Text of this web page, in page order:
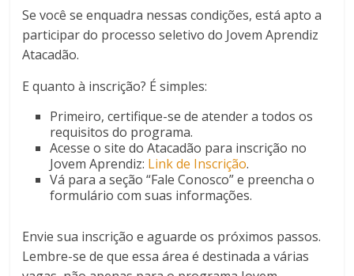
Se você se enquadra nessas condições, está apto a
participar do processo seletivo do Jovem Aprendiz
Atacadão.
E quanto à inscrição? É simples:
Primeiro, certifique-se de atender a todos os
requisitos do programa.
Acesse o site do Atacadão para inscrição no
Jovem Aprendiz: Link de Inscrição.
Vá para a seção “Fale Conosco” e preencha o
formulário com suas informações.
Envie sua inscrição e aguarde os próximos passos.
Lembre-se de que essa área é destinada a várias